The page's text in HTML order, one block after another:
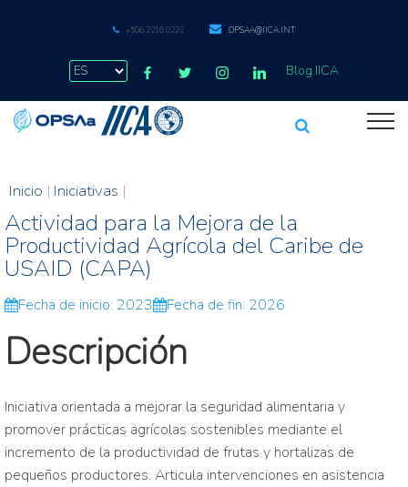
+506 2216 0222 OPSAA@IICA.INT
Blog IICA
Inicio | Iniciativas |
Actividad para la Mejora de la
Productividad Agrícola del Caribe de
USAID (CAPA)
Fecha de inicio: 2023 Fecha de fin: 2026
Descripción
Iniciativa orientada a mejorar la seguridad alimentaria y
promover prácticas agrícolas sostenibles mediante el
incremento de la productividad de frutas y hortalizas de
pequeños productores. Articula intervenciones en asistencia